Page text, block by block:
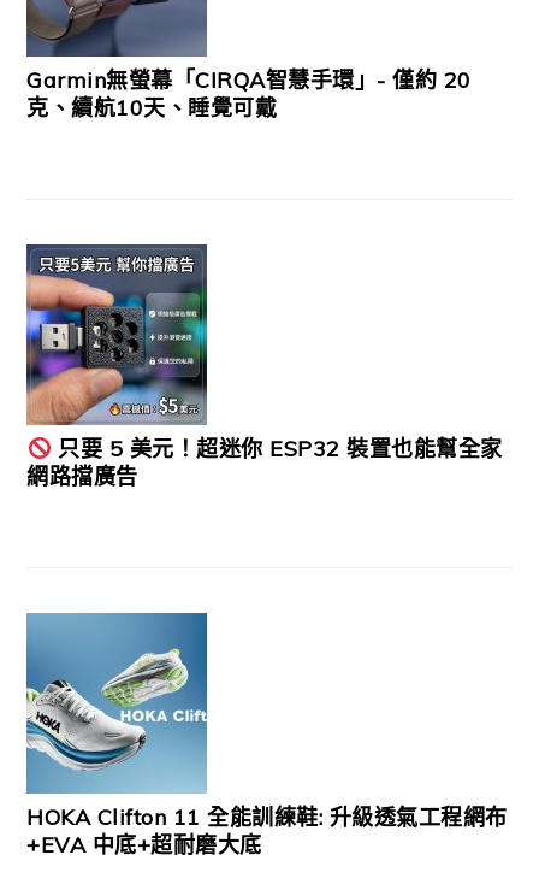
Garmin無螢幕「CIRQA智慧手環」- 僅約 20
克、續航10天、睡覺可戴
只要 5 美元！超迷你 ESP32 裝置也能幫全家
網路擋廣告
HOKA Clifton 11 全能訓練鞋: 升級透氣工程網布
+EVA 中底+超耐磨大底